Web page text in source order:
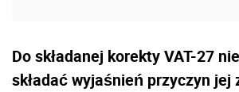
Do składanej korekty VAT-27
składać wyjaśnień przyczyn jej